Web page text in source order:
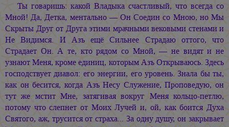
Ты говаришь: какой Владыка счастливый, что всегда со
Мной! Да, Детка, ментально — Он Соедин со Мною, но Мы
Скрыты Друг от Друга этими мрачными вековыми стенами и
Не Видимся. И Азъ ещё Сильнее Страдаю оттого, что
Страдает Он. А те, кто рядом со Мной, — не видят и не
узнают Меня, кроме единиц, которым Азъ Открываюсь. Здесь
господствует диавол: его энергии, его уровень. Знала бы ты,
как он бесится, когда Азъ Несу Служение, Проповедую, он
тут же мстит Мне, затягивая вокруг Меня кольцо-петлю,
потому что слепнет от Моих Лучей и, ой, как боится Духа
Святого, аж, трусится от страха... За одну душу, он закрывает